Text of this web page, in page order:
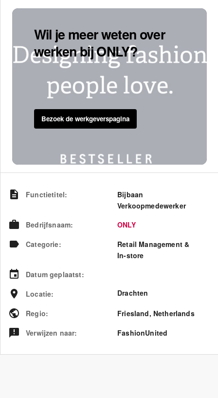
Wil je meer weten over
werken bij ONLY?
Bezoek de werkgeverspagina
Functietitel:
Bijbaan
Verkoopmedewerker
Bedrijfsnaam:
ONLY
Categorie:
Retail Management &
In-store
Datum geplaatst:
Locatie: Drachten
Regio: Friesland, Netherlands
Verwijzen naar: FashionUnited